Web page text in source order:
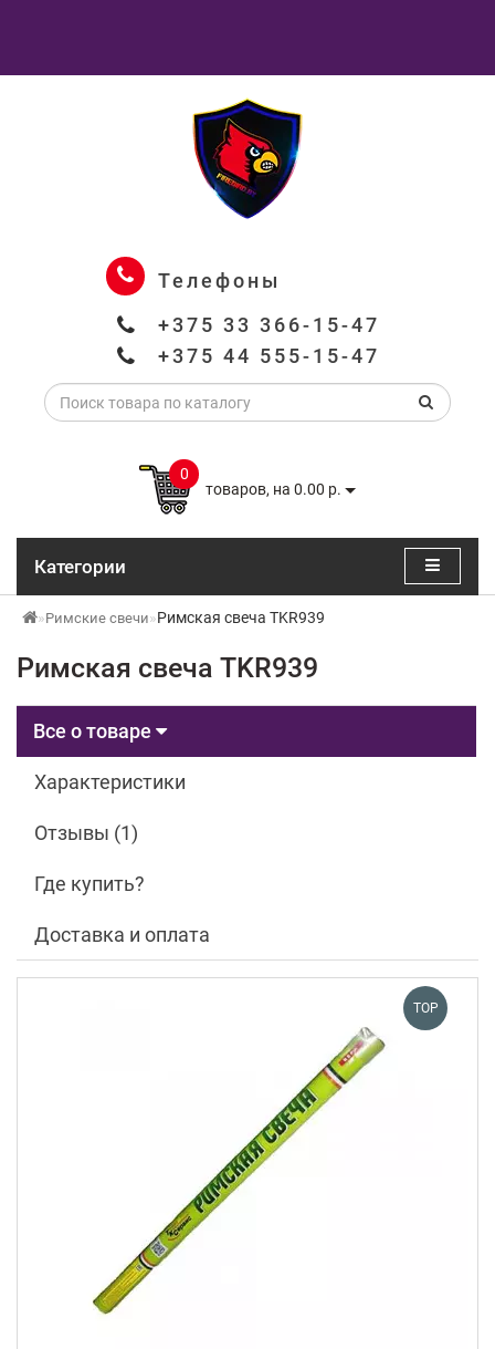
Телефоны
+375 33 366-15-47
+375 44 555-15-47
0
товаров, на 0.00 р.
Категории
Римские свечи Римская свеча TKR939
Римская свеча TKR939
Все о товаре
Характеристики
Отзывы (1)
Где купить?
Доставка и оплата
TOP